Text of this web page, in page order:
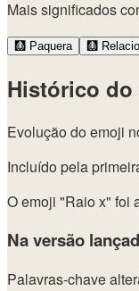
Mais significados
🩻 Paquera 🩻
Histórico do
Evolução do emoji
Incluído pela
O emoji "Raio x" foi
Na versão
Palavras-chave